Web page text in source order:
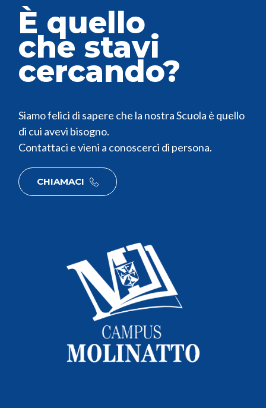
È quello
che stavi
cercando?
Siamo felici di sapere che la nostra Scuola è quello
di cui avevi bisogno.
Contattaci e vieni a conoscerci di persona.
CHIAMACI